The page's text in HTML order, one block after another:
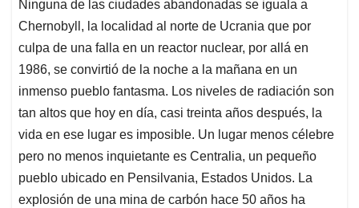
Ninguna de las ciudades abandonadas se iguala a
Chernobyll, la localidad al norte de Ucrania que por
culpa de una falla en un reactor nuclear, por allá en
1986, se convirtió de la noche a la mañana en un
inmenso pueblo fantasma. Los niveles de radiación son
tan altos que hoy en día, casi treinta años después, la
vida en ese lugar es imposible. Un lugar menos célebre
pero no menos inquietante es Centralia, un pequeño
pueblo ubicado en Pensilvania, Estados Unidos. La
explosión de una mina de carbón hace 50 años ha